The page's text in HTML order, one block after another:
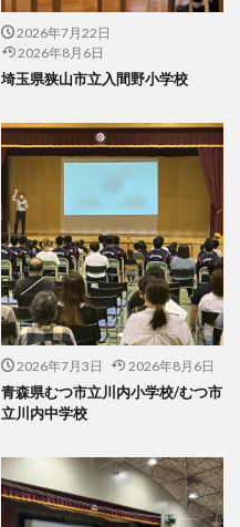
2026年7月22日
2026年8月6日
埼玉県狭山市立入間野小学校
2026年7月3日 2026年8月6日
青森県むつ市立川内小学校/むつ市
立川内中学校